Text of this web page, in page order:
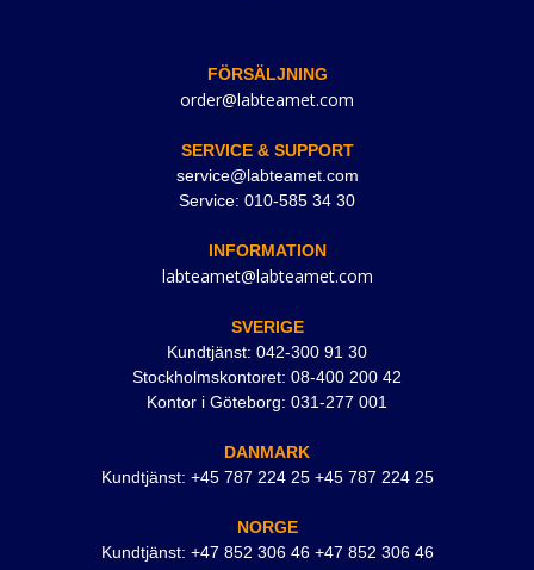
FÖRSÄLJNING
order@labteamet.com
SERVICE & SUPPORT
service@labteamet.com
Service: 010-585 34 30
INFORMATION
labteamet@labteamet.com
SVERIGE
Kundtjänst: 042-300 91 30
Stockholmskontoret: 08-400 200 42
Kontor i Göteborg: 031-277 001
DANMARK
Kundtjänst: +45 787 224 25 +45 787 224 25
NORGE
Kundtjänst: +47 852 306 46 +47 852 306 46